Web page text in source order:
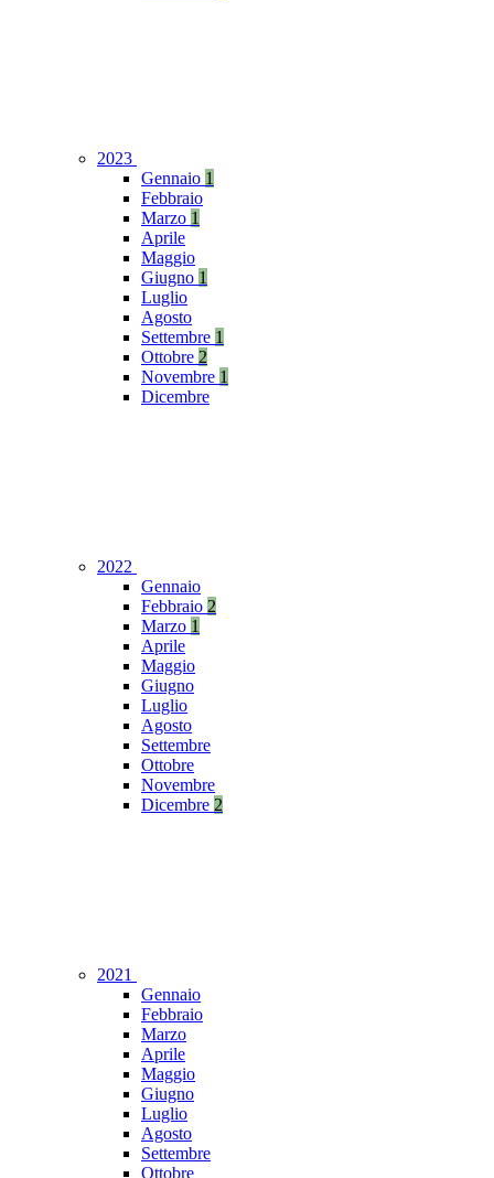
2023
Gennaio 1
Febbraio
Marzo 1
Aprile
Maggio
Giugno 1
Luglio
Agosto
Settembre 1
Ottobre 2
Novembre 1
Dicembre
2022
Gennaio
Febbraio 2
Marzo 1
Aprile
Maggio
Giugno
Luglio
Agosto
Settembre
Ottobre
Novembre
Dicembre 2
2021
Gennaio
Febbraio
Marzo
Aprile
Maggio
Giugno
Luglio
Agosto
Settembre
Ottobre